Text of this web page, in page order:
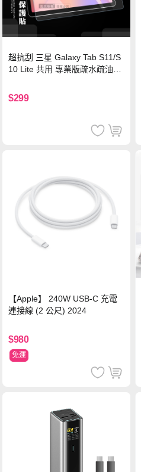
超抗刮 三星 Galaxy Tab S11/S
10 Lite 共用 專業版疏水疏油9H
$299
【Apple】 240W USB-C 充電
連接線 (2 公尺) 2024
$980
免運